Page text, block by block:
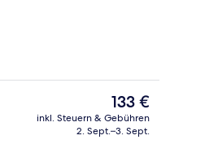
Apartment, 3 Schlafzimmer, Balkon,
Der
aktuelle
Preis
133 €
inkl. Steuern & Gebühren
2. Sept.–3. Sept.